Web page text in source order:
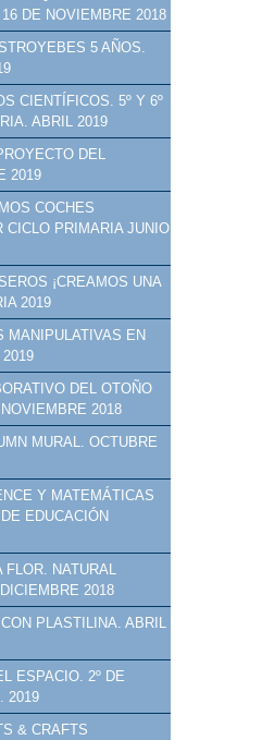
DE NOVIEMBRE 2018
5 AÑOS.
CIENTÍFICOS. 5º Y 6º
ABRIL 2019
DEL
2019
COCHES
CICLO PRIMARIA JUNIO
¡CREAMOS UNA
2019
MANIPULATIVAS EN
2019
DEL OTOÑO
2018
MURAL. OCTUBRE
Y MATEMÁTICAS
EDUCACIÓN
FLOR. NATURAL
2018
PLASTILINA. ABRIL
ESPACIO. 2º DE
2019
& CRAFTS